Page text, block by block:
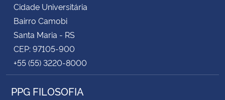
Cidade Universitária
Bairro Camobi
Santa Maria - RS
CEP: 97105-900
+55 (55) 3220-8000
PPG FILOSOFIA